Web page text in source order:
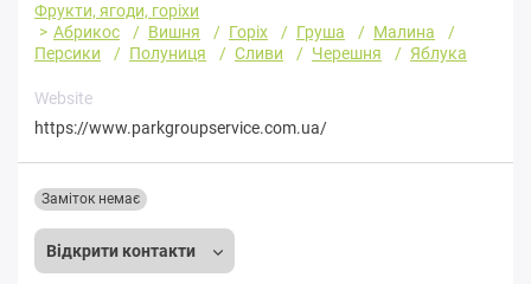
Фрукти, ягоди, горіхи
Абрикос
Вишня Горіх Груша
Малина
Персики
Полуниця Сливи Черешня Яблука
Website
https://www.parkgroupservice.com.ua/
Відкрити контакти
Заміток немає